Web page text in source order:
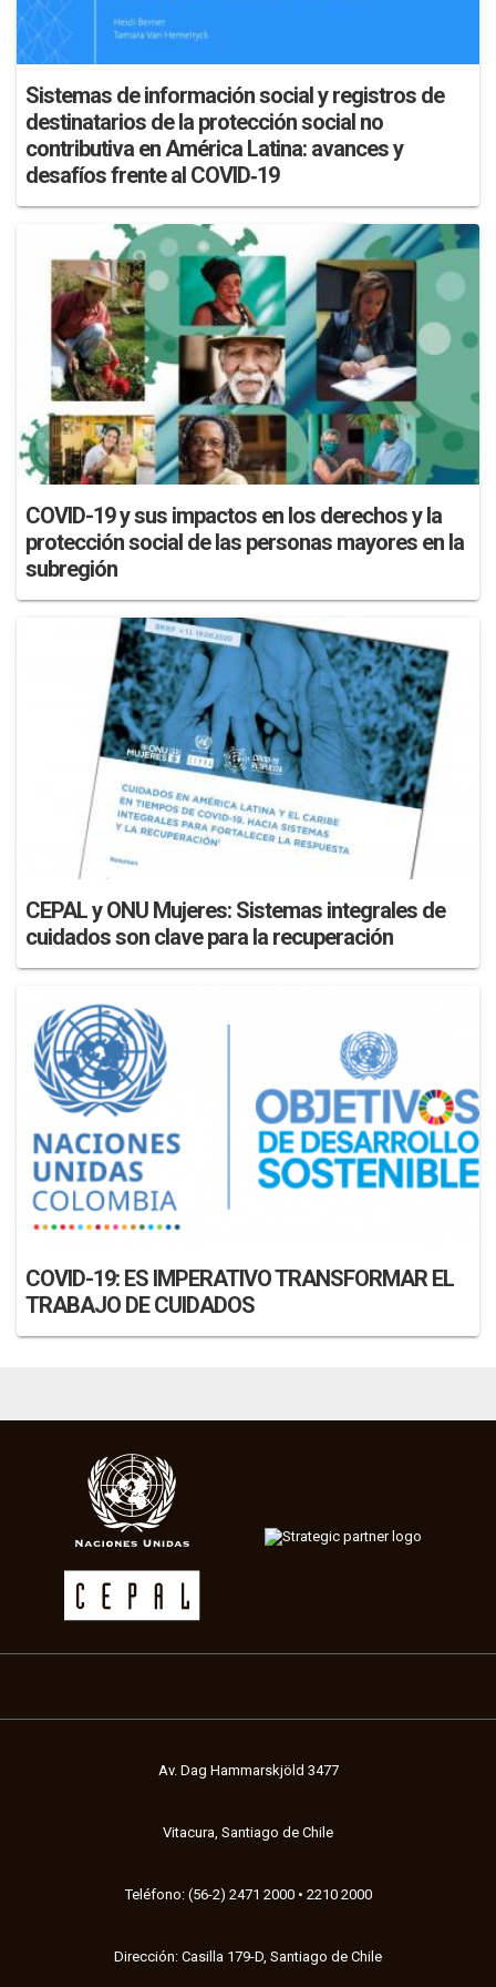
Sistemas de información social y registros de
destinatarios de la protección social no
contributiva en América Latina: avances y
desafíos frente al COVID‐19
COVID-19 y sus impactos en los derechos y la
protección social de las personas mayores en la
subregión
CEPAL y ONU Mujeres: Sistemas integrales de
cuidados son clave para la recuperación
COVID-19: ES IMPERATIVO TRANSFORMAR EL
TRABAJO DE CUIDADOS
Av. Dag Hammarskjöld 3477
Vitacura, Santiago de Chile
Teléfono: (56-2) 2471 2000 • 2210 2000
Dirección: Casilla 179-D, Santiago de Chile